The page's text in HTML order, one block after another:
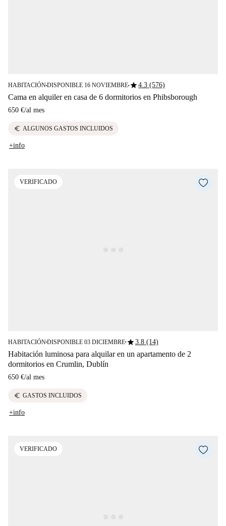
HABITACIÓN■DISPONIBLE 16 NOVIEMBRE■star4.3 (576)
Cama en alquiler en casa de 6 dormitorios en Phibsborough
650 €/al mes
euro ALGUNOS GASTOS INCLUIDOS
+info
VERIFICADO
HABITACIÓN■DISPONIBLE 03 DICIEMBRE■star3.8 (14)
Habitación luminosa para alquilar en un apartamento de 2
dormitorios en Crumlin, Dublín
650 €/al mes
euro GASTOS INCLUIDOS
+info
VERIFICADO